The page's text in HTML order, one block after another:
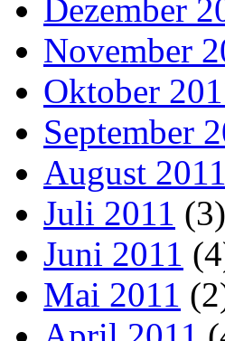
Dezember
November
Oktober
September
August 2011
Juli 2011 (3)
Juni 2011
Mai 2011